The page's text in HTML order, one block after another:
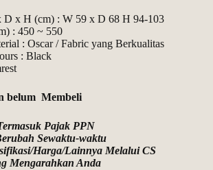
D x H (cm) : W 59 x D 68 H 94-103
: 450 ~ 550
: Oscar / Fabric yang Berkualitas
: Black
belum Membeli
Pajak PPN
Sewaktu-waktu
Harga/Lainnya Melalui CS
Mengarahkan Anda